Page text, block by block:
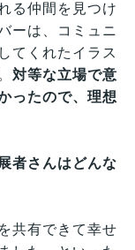
る仲間を見つけ
ーは、コミュニ
てくれたイラス
対等な立場で意
ったので、理想
者さんはどんな
共有できて幸せ